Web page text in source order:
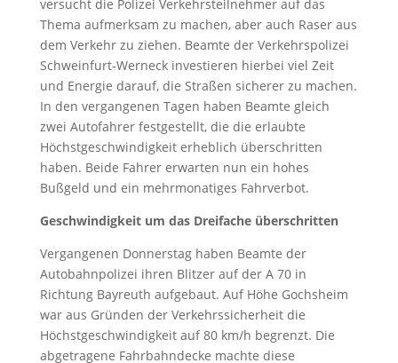
versucht die Polizei Verkehrsteilnehmer auf das
Thema aufmerksam zu machen, aber auch Raser aus
dem Verkehr zu ziehen. Beamte der Verkehrspolizei
Schweinfurt-Werneck investieren hierbei viel Zeit
und Energie darauf, die Straßen sicherer zu machen.
In den vergangenen Tagen haben Beamte gleich
zwei Autofahrer festgestellt, die die erlaubte
Höchstgeschwindigkeit erheblich überschritten
haben. Beide Fahrer erwarten nun ein hohes
Bußgeld und ein mehrmonatiges Fahrverbot.
Geschwindigkeit um das Dreifache überschritten
Vergangenen Donnerstag haben Beamte der
Autobahnpolizei ihren Blitzer auf der A 70 in
Richtung Bayreuth aufgebaut. Auf Höhe Gochsheim
war aus Gründen der Verkehrssicherheit die
Höchstgeschwindigkeit auf 80 km/h begrenzt. Die
abgetragene Fahrbahndecke machte diese